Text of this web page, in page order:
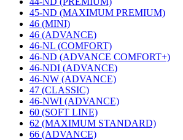
45-ND (MAXIMUM PREMIUM)
46 (MINI)
46 (ADVANCE)
46-NL (COMFORT)
46-ND (ADVANCE COMFORT+)
46-NDI (ADVANCE)
46-NW (ADVANCE)
47 (CLASSIC)
46-NWI (ADVANCE)
60 (SOFT LINE)
62 (MAXIMUM STANDARD)
66 (ADVANCE)